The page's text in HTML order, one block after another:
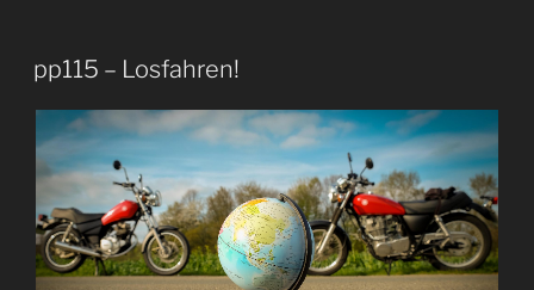
pp115 – Losfahren!